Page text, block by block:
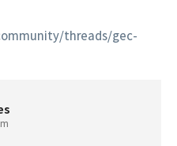
threads/gec-